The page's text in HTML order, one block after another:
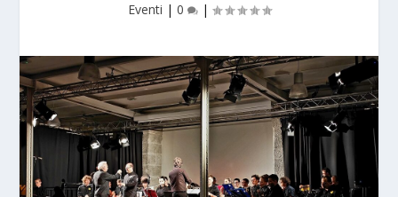
Eventi | 0 |